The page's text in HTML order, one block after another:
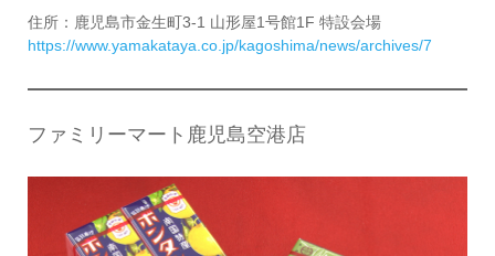
住所：鹿児島市金生町3-1 山形屋1号館1F 特設会場
https://www.yamakataya.co.jp/kagoshima/news/archives/7
ファミリーマート鹿児島空港店